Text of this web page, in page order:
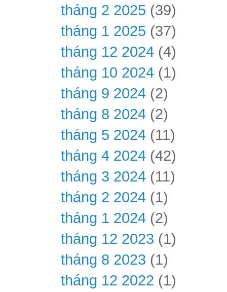
tháng 2 2025 (39)
tháng 1 2025 (37)
tháng 12 2024 (4)
tháng 10 2024 (1)
tháng 9 2024 (2)
tháng 8 2024 (2)
tháng 5 2024 (11)
tháng 4 2024 (42)
tháng 3 2024 (11)
tháng 2 2024 (1)
tháng 1 2024 (2)
tháng 12 2023 (1)
tháng 8 2023 (1)
tháng 12 2022 (1)